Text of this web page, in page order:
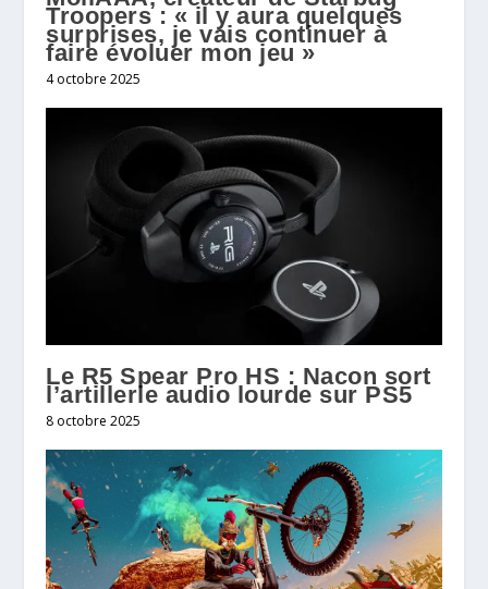
Troopers : « il y aura quelques
surprises, je vais continuer à
faire évoluer mon jeu »
4 octobre 2025
Le R5 Spear Pro HS : Nacon sort
l’artillerie audio lourde sur PS5
8 octobre 2025